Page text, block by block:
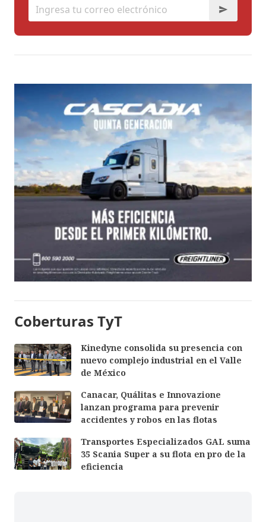
Coberturas TyT
Kinedyne consolida su presencia con
nuevo complejo industrial en el Valle
de México
Canacar, Quálitas e Innovazione
lanzan programa para prevenir
accidentes y robos en las flotas
Transportes Especializados GAL suma
35 Scania Super a su flota en pro de la
eficiencia